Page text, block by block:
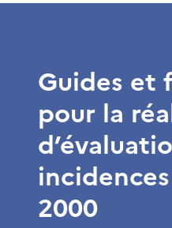
Guides et
pour la
2000